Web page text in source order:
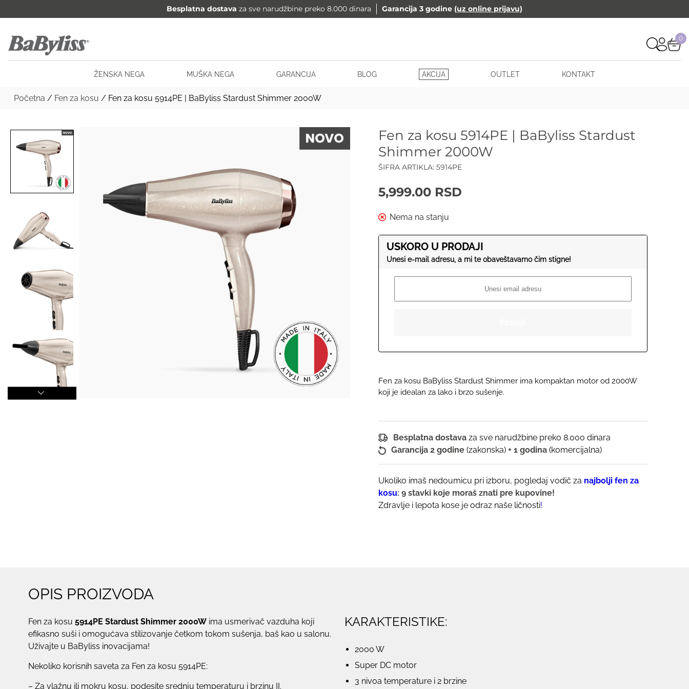
Besplatna dostava za sve narudžbine preko 8.000 dinara Garancija 3 godine (uz online prijavu)
0
ŽENSKA NEGA MUŠKA NEGA GARANCIJA BLOG AKCIJA OUTLET KONTAKT
Početna / Fen za kosu / Fen za kosu 5914PE | BaByliss Stardust Shimmer 2000W
Fen za kosu 5914PE | BaByliss Stardust
Shimmer 2000W
ŠIFRA ARTIKLA: 5914PE
5,999.00 RSD
USKORO U PRODAJI
Fen za kosu BaByliss Stardust Shimmer ima kompaktan motor od 2000W
koji je idealan za lako i brzo sušenje.
Besplatna dostava za sve narudžbine preko 8.000 dinara
Garancija 2 godine (zakonska) + 1 godina (komercijalna)
Ukoliko imaš nedoumicu pri izboru, pogledaj vodič za najbolji fen za
kosu: 9 stavki koje moraš znati pre kupovine!
Zdravlje i lepota kose je odraz naše ličnosti!
OPIS PROIZVODA
Fen za kosu 5914PE Stardust Shimmer 2000W ima usmerivač vazduha koji
efikasno suši i omogućava stilizovanje četkom tokom sušenja, baš kao u salonu.
Uživajte u BaByliss inovacijama!
Nekoliko korisnih saveta za Fen za kosu 5914PE:
– Za vlažnu ili mokru kosu, podesite srednju temperaturu i brzinu II.
KARAKTERISTIKE:
2000 W
Super DC motor
3 nivoa temperature i 2 brzine